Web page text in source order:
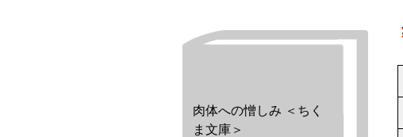
肉体への憎しみ ＜ちく
ま文庫＞